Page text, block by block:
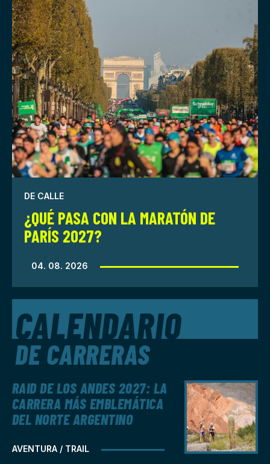
DE CALLE
¿QUÉ PASA CON LA MARATÓN DE
PARÍS 2027?
04. 08. 2026
CALENDARIO
DE CARRERAS
AVENTURA / TRAIL
RAID DE LOS ANDES 2027: LA
CARRERA MÁS EMBLEMÁTICA
DEL NORTE ARGENTINO